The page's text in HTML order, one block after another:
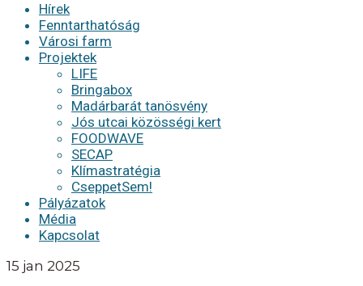
Hírek
Fenntarthatóság
Városi farm
Projektek
LIFE
Bringabox
Madárbarát tanösvény
Jós utcai közösségi kert
FOODWAVE
SECAP
Klímastratégia
CseppetSem!
Pályázatok
Média
Kapcsolat
15 jan 2025